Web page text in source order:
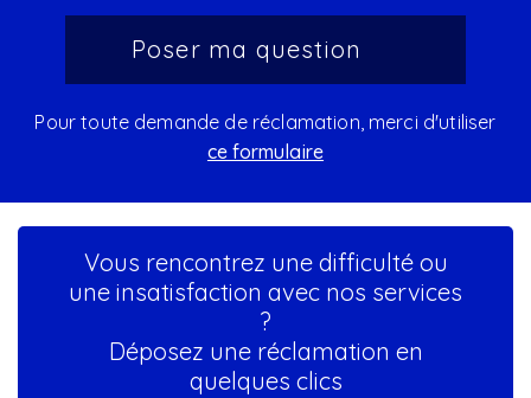
Pour toute demande de réclamation, merci d'utiliser
ce formulaire
Vous rencontrez une difficulté ou
une insatisfaction avec nos services
?
Déposez une réclamation en
quelques clics